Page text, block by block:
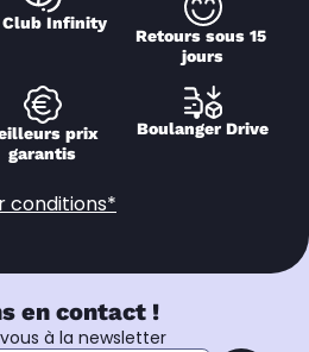
Club Infinity
Retours sous 15
jours
prix
garantis
Boulanger Drive
conditions*
en contact !
à la newsletter